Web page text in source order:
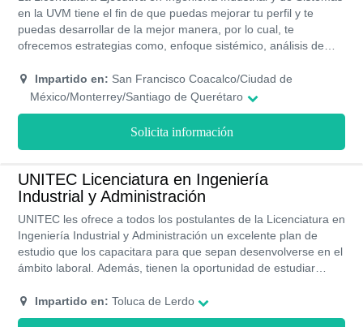
en la UVM tiene el fin de que puedas mejorar tu perfil y te
puedas desarrollar de la mejor manera, por lo cual, te
ofrecemos estrategias como, enfoque sistémico, análisis de
procesos de manufactura. Esta Licenciatura ejecutiva se
imparte de forma mixta, con un plan de estudio dividido en 9
Impartido en: San Francisco Coacalco/Ciudad de
México/Monterrey/Santiago de Querétaro
Solicita información
UNITEC Licenciatura en Ingeniería
Industrial y Administración
UNITEC les ofrece a todos los postulantes de la Licenciatura en
Ingeniería Industrial y Administración un excelente plan de
estudio que los capacitara para que sepan desenvolverse en el
ámbito laboral. Además, tienen la oportunidad de estudiar
cubrir las necesidades de todos los alumnos.
Impartido en: Toluca de Lerdo